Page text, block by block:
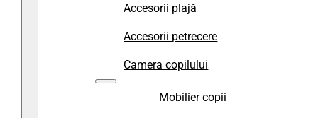
Accesorii plajă
Accesorii petrecere
Camera copilului
Mobilier copii